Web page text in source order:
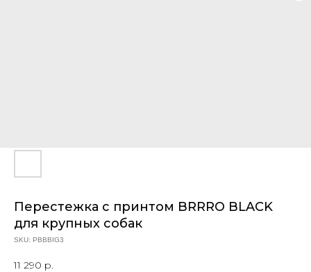
Перестежка с принтом BRRRO BLACK
для крупных собак
SKU: PBBBIG3
11 290 р.